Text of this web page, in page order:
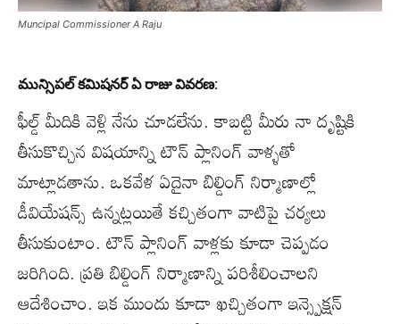
Muncipal Commissioner A Raju
మున్సిపల్ కమిషనర్ ఏ రాజు వివరణ:
ఫీల్డ్ మీదికి వెళ్లి నేను చూడలేను. కాబట్టి మీరు నా దృష్టికి
తీసుకొచ్చిన విషయాన్ని టౌన్ ప్లానింగ్ వాళ్ళతో
మాట్లాడతాను. ఒకవేళ ఏదైనా బిల్డింగ్ నిర్మాణాల్లో
డీవియేషన్స్ ఉన్నట్లయితే కచ్చితంగా వాటిపై చర్యలు
తీసుకుంటాం. టౌన్ ప్లానింగ్ వాళ్లకు కూడా చెప్పడం
జరిగింది. ప్రతి బిల్డింగ్ నిర్మాణాన్ని పరిశీలించాలని
ఆదేశించాం. ఇక ముందు కూడా ఖచ్చితంగా ఇన్స్పెక్షన్